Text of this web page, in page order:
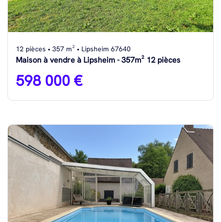
12 pièces • 357 m² • Lipsheim 67640
Maison à vendre à Lipsheim - 357m² 12 pièces
598 000 €